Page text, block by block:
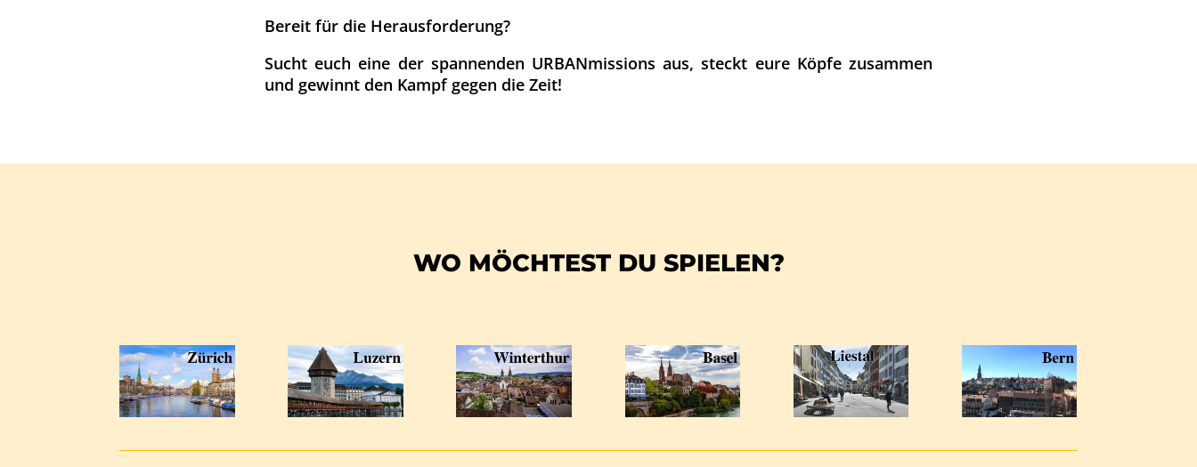
Bereit für die Herausforderung?
Sucht euch eine der spannenden URBANmissions aus, steckt eure Köpfe zusammen
und gewinnt den Kampf gegen die Zeit!
WO MÖCHTEST DU SPIELEN?